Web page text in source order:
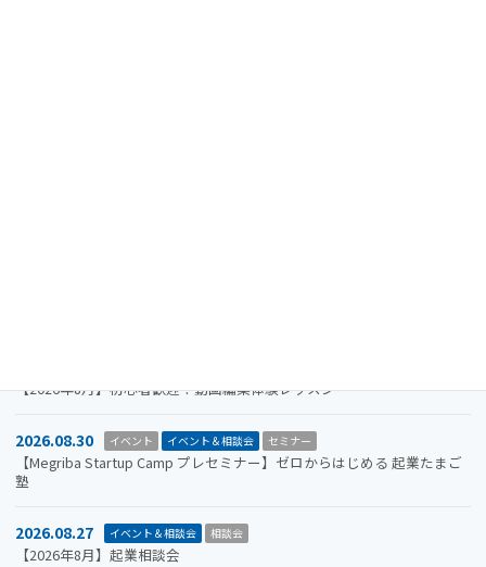
【2026年8月】初心者歓迎！動画編集体験レッスン
2026.08.30 イベント イベント＆相談会 セミナー
【Megriba Startup Camp プレセミナー】ゼロからはじめる 起業たまご
塾
2026.08.27 イベント＆相談会 相談会
【2026年8月】起業相談会